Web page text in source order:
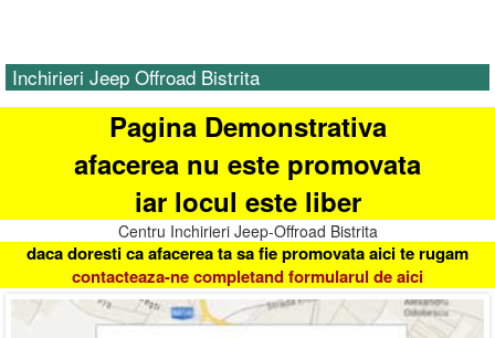
Inchirieri Jeep Offroad Bistrita
Pagina Demonstrativa
afacerea nu este promovata
iar locul este liber
Centru Inchirieri Jeep-Offroad Bistrita
daca doresti ca afacerea ta sa fie promovata aici te rugam
contacteaza-ne completand formularul de aici